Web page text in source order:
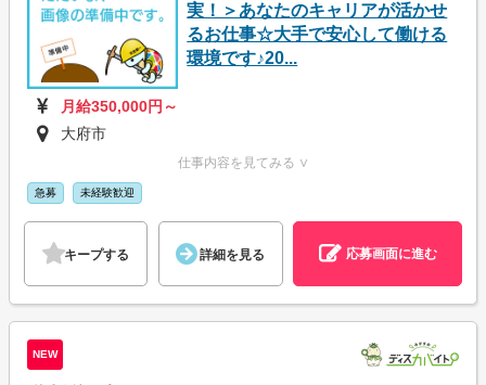
実！＞あなたのキャリアが活かせ
るお仕事☆大手で安心して働ける
環境です♪20...
月給350,000円～
大府市
仕事内容を見てみる ∨
急募 未経験歓迎
キープする 詳細を見る 応募画面に進む
NEW